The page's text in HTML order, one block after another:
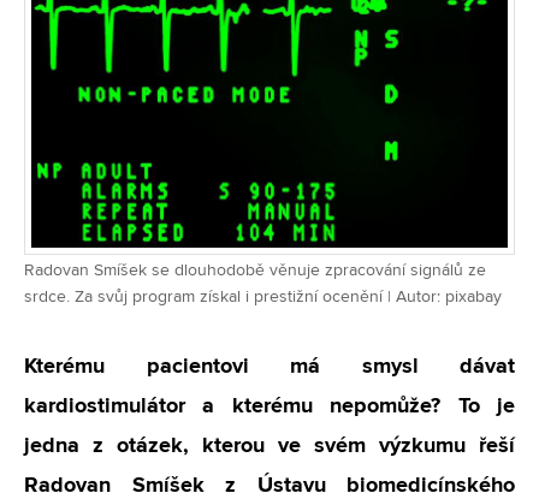
Radovan Smíšek se dlouhodobě věnuje zpracování signálů ze
srdce. Za svůj program získal i prestižní ocenění | Autor: pixabay
Kterému pacientovi má smysl dávat
kardiostimulátor a kterému nepomůže? To je
jedna z otázek, kterou ve svém výzkumu řeší
Radovan Smíšek z Ústavu biomedicínského